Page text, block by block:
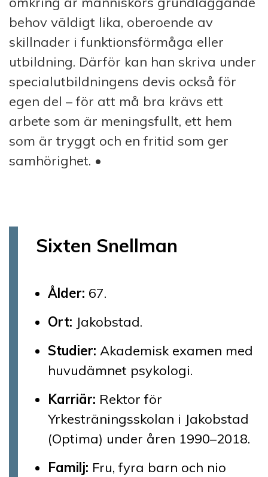
behov väldigt lika, oberoende av
skillnader i funktionsförmåga eller
utbildning. Därför kan han skriva under
specialutbildningens devis också för
egen del – för att må bra krävs ett
arbete som är meningsfullt, ett hem
som är tryggt och en fritid som ger
samhörighet. •
Sixten Snellman
Ålder: 67.
Ort: Jakobstad.
Studier: Akademisk examen med
huvudämnet psykologi.
Karriär: Rektor för
Yrkesträningsskolan i Jakobstad
(Optima) under åren 1990–2018.
Familj: Fru, fyra barn och nio